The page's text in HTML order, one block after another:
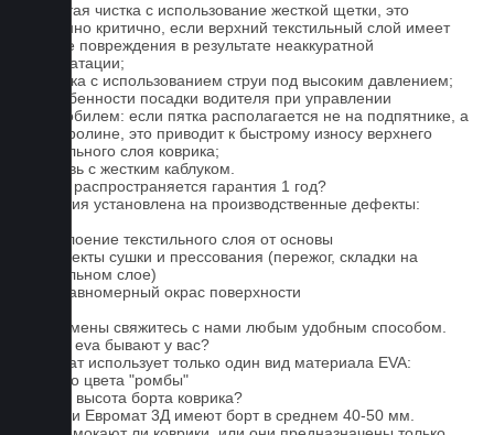
1. Частая чистка с использование жесткой щетки, это
особенно критично, если верхний текстильный слой имеет
мелкие повреждения в результате неаккуратной
эксплуатации;
2. Мойка с использованием струи под высоким давлением;
3. Особенности посадки водителя при управлении
автомобилем: если пятка располагается не на подпятнике, а
на ковролине, это приводит к быстрому износу верхнего
текстильного слоя коврика;
4. Обувь с жестким каблуком.
На что распространяется гарантия 1 год?
Гарантия установлена на производственные дефекты:
1. Отслоение текстильного слоя от основы
2. Дефекты сушки и прессования (пережог, складки на
текстильном слое)
3. Неравномерный окрас поверхности
Для замены свяжитесь с нами любым удобным способом.
Серые eva бывают у вас?
Евромат использует только один вид материала EVA:
черного цвета "ромбы"
Какова высота борта коврика?
Коврики Евромат 3Д имеют борт в среднем 40-50 мм.